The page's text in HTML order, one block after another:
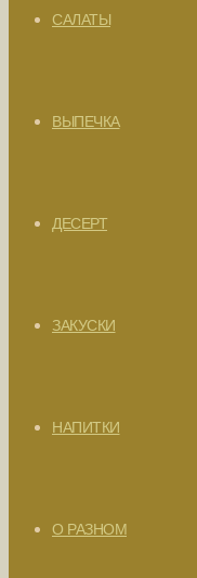
САЛАТЫ
ВЫПЕЧКА
ДЕСЕРТ
ЗАКУСКИ
НАПИТКИ
О РАЗНОМ